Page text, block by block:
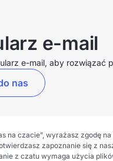
e-mail
e-mail, aby rozwiązać
nas
na czacie”, wyrażasz zgodę
zapoznanie się z
z czatu wymaga użycia